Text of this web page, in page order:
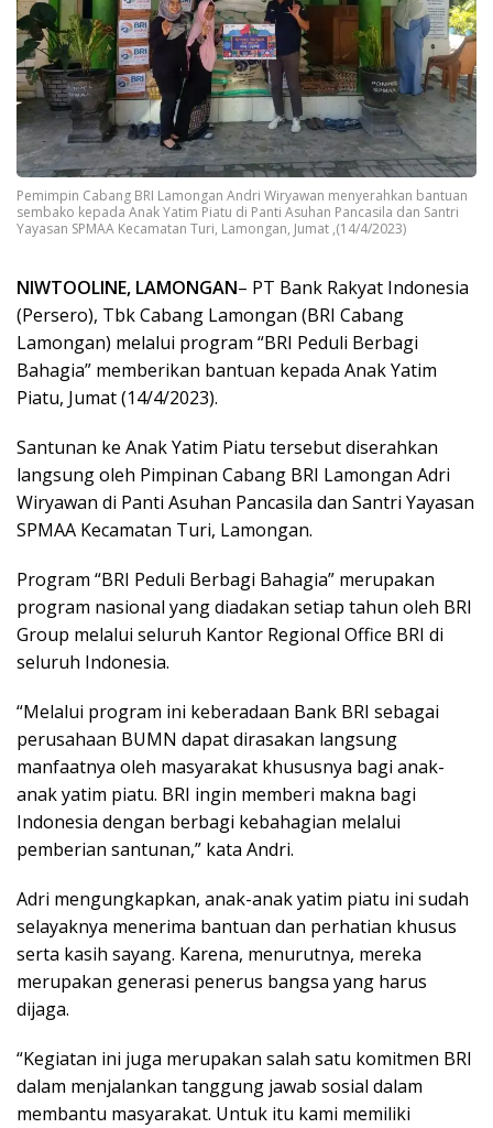
Pemimpin Cabang BRI Lamongan Andri Wiryawan menyerahkan bantuan
sembako kepada Anak Yatim Piatu di Panti Asuhan Pancasila dan Santri
Yayasan SPMAA Kecamatan Turi, Lamongan, Jumat ,(14/4/2023)
NIWTOOLINE, LAMONGAN– PT Bank Rakyat Indonesia
(Persero), Tbk Cabang Lamongan (BRI Cabang
Lamongan) melalui program “BRI Peduli Berbagi
Bahagia” memberikan bantuan kepada Anak Yatim
Piatu, Jumat (14/4/2023).
Santunan ke Anak Yatim Piatu tersebut diserahkan
langsung oleh Pimpinan Cabang BRI Lamongan Adri
Wiryawan di Panti Asuhan Pancasila dan Santri Yayasan
SPMAA Kecamatan Turi, Lamongan.
Program “BRI Peduli Berbagi Bahagia” merupakan
program nasional yang diadakan setiap tahun oleh BRI
Group melalui seluruh Kantor Regional Office BRI di
seluruh Indonesia.
“Melalui program ini keberadaan Bank BRI sebagai
perusahaan BUMN dapat dirasakan langsung
manfaatnya oleh masyarakat khususnya bagi anak-
anak yatim piatu. BRI ingin memberi makna bagi
Indonesia dengan berbagi kebahagian melalui
pemberian santunan,” kata Andri.
Adri mengungkapkan, anak-anak yatim piatu ini sudah
selayaknya menerima bantuan dan perhatian khusus
serta kasih sayang. Karena, menurutnya, mereka
merupakan generasi penerus bangsa yang harus
dijaga.
“Kegiatan ini juga merupakan salah satu komitmen BRI
dalam menjalankan tanggung jawab sosial dalam
membantu masyarakat. Untuk itu kami memiliki